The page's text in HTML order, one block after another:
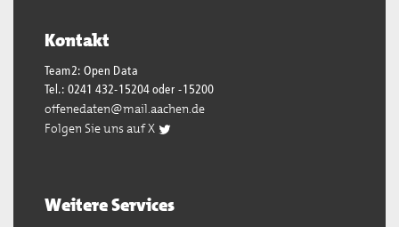
Kontakt
Team2: Open Data
Tel.: 0241 432-15204 oder -15200
offenedaten@mail.aachen.de
Folgen Sie uns auf X
Weitere Services